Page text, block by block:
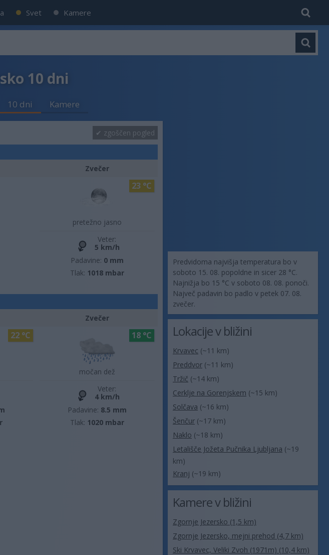
Svet Kamere
10 dni
10 dni Kamere
zgoščen pogled
Zvečer
pretežno jasno
23 °C
Veter:
5 km/h
Padavine: 0 mm
Tlak: 1018 mbar
22 °C
Zvečer
močan dež
18 °C
Veter:
4 km/h
Padavine: 8.5 mm
Tlak: 1020 mbar
Predvidoma najvišja temperatura bo v
soboto 15. 08. popoldne in sicer 28 °C.
Najnižja bo 15 °C v soboto 08. 08. ponoči.
Največ padavin bo padlo v petek 07. 08.
zvečer.
Lokacije v bližini
Krvavec (~11 km)
Preddvor (~11 km)
Tržič (~14 km)
Cerklje na Gorenjskem (~15 km)
Solčava (~16 km)
Šenčur (~17 km)
Naklo (~18 km)
Letališče Jožeta Pučnika Ljubljana (~19
km)
Kranj (~19 km)
Kamere v bližini
Zgornje Jezersko (1,5 km)
Zgornje Jezersko, mejni prehod (4,7 km)
Ski Krvavec, Veliki Zvoh (1971m) (10,4 km)